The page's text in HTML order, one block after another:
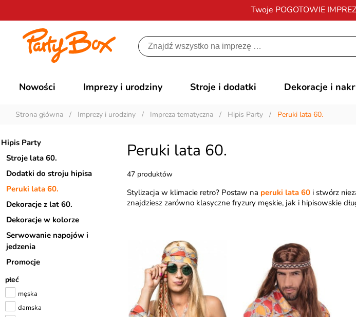
Twoje POGOTOWIE
Darmowa dostawana
Nowości Imprezy i urodziny Stroje i dodatki Dekoracje i
Strona główna / Imprezy i urodziny / Impreza tematyczna / Hipis Party / Peruki lata 60.
Peruki lata 60.
47 produktów
Stylizacja w klimacie retro? Postaw na peruki lata 60i stwórz
znajdziesz zarówno klasyczne fryzury męskie, jak i hipisowskie
Hipis Party
Stroje lata 60.
Dodatki do stroju hipisa
Peruki lata 60.
Dekoracje z lat 60.
Dekoracje w kolorze
Serwowanie napojów i
jedzenia
Promocje
płeć
męska
damska